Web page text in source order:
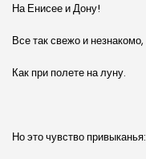
На Енисее и Дону!
Все так свежо и незнакомо,
Как при полете на луну.
Но это чувство привыканья: